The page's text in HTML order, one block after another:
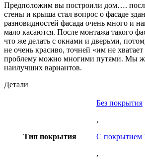
Предположим вы построили дом….
стены и крыша стал вопрос о фасаде
разновидностей фасада очень много и
мало касаются. После монтажа такого
что же делать с окнами и дверьми,
не очень красиво, точней «им не
проблему можно многими путями. Мы
наилучших вариантов.
Детали
Тип покрытия
Без покрытия
,
С покрытием
,